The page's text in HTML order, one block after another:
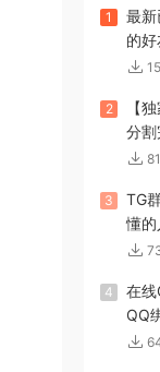
1
最新
的
2
【
分
81
3
TG
懂的
4
在线
QQ